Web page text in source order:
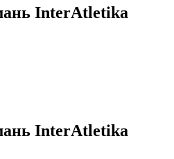
InterAtletika
InterAtletika